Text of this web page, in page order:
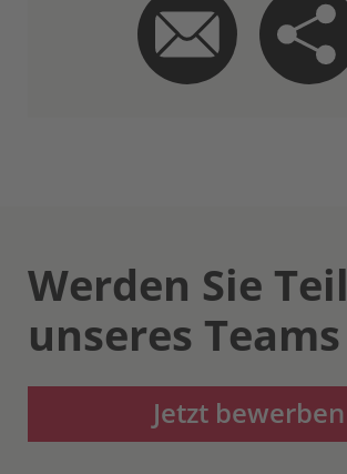
Werden Sie Teil
unseres Teams
Jetzt bewerben